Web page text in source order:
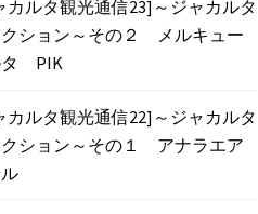
カルタ観光通信23]～ジャカルタ
ション～その２ メルキュー
タ PIK
カルタ観光通信22]～ジャカルタ
ション～その１ アナラエア